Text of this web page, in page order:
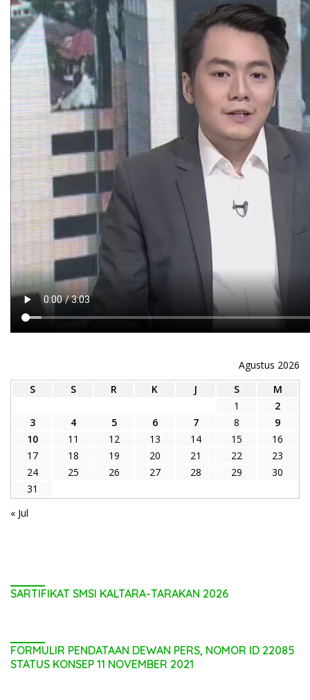
Agustus 2026
S
S R K J S
M
1
2
3
4 5 6 7 8
9
10
11 12 13 14 15
16
17
18 19 20 21 22
23
24
25 26 27 28 29
30
31
« Jul
SARTIFIKAT SMSI KALTARA-TARAKAN 2026
FORMULIR PENDATAAN DEWAN PERS, NOMOR ID 22085
STATUS KONSEP 11 NOVEMBER 2021